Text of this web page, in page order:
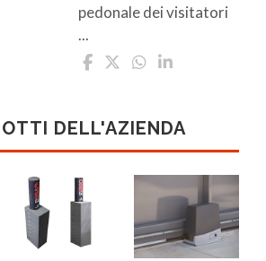
pedonale dei visitatori
...
DELL'AZIENDA